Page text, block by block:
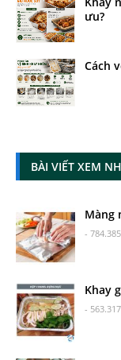
ưu?
Cách
BÀI VIẾT XEM
Màng
-
Khay
-